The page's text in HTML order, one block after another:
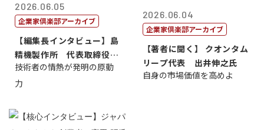
2026.06.05
企業家倶楽部アーカイブ
【編集長インタビュー】島
精機製作所 代表取締役
社 長 島 正...
技術者の情熱が発明の原動
力
2026.06.04
企業家倶楽部アーカイブ
【著者に聞く】 クオンタム
リープ代表 出井伸之氏
自身の市場価値を高めよ